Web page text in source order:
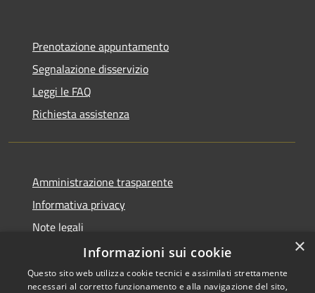
Prenotazione appuntamento
Segnalazione disservizio
Leggi le FAQ
Richiesta assistenza
Amministrazione trasparente
Informativa privacy
Note legali
Dichiarazione di accessibilità
×
Informazioni sui cookie
Questo sito web utilizza cookie tecnici e assimilati strettamente
necessari al corretto funzionamento e alla navigazione del sito,